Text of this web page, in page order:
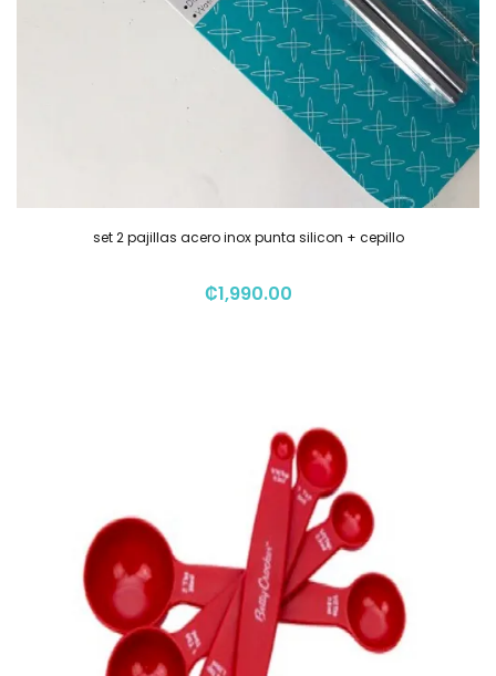
set 2 pajillas acero inox punta silicon + cepillo
₡1,990.00